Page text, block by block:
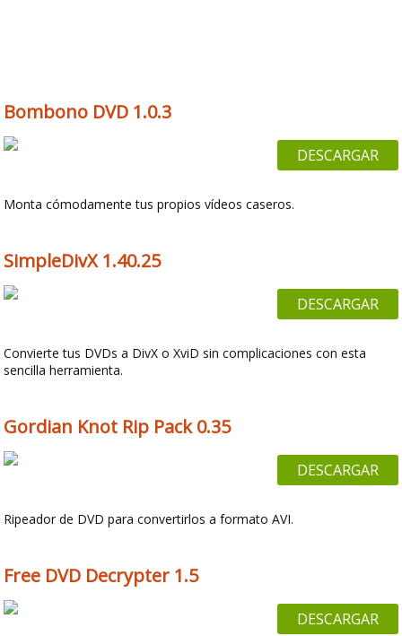
Bombono DVD 1.0.3
DESCARGAR
Monta cómodamente tus propios vídeos caseros.
SimpleDivX 1.40.25
DESCARGAR
Convierte tus DVDs a DivX o XviD sin complicaciones con esta
sencilla herramienta.
Gordian Knot Rip Pack 0.35
DESCARGAR
Ripeador de DVD para convertirlos a formato AVI.
Free DVD Decrypter 1.5
DESCARGAR